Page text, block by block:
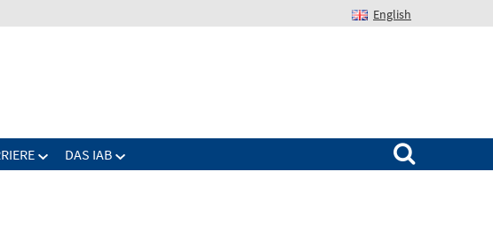
English
DAS IAB
Suchen nach: